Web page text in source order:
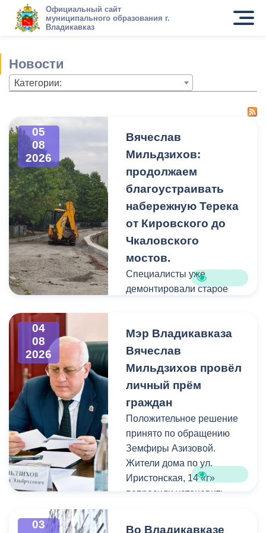
Официальный сайт
муниципального образования г.
Владикавказ
Новости
Категории:
05
08
2026
Вячеслав
Мильдзихов:
продолжаем
благоустраивать
набережную Терека
от Кировского до
Чкаловского
мостов.
Специалисты уже
демонтировали старое
рабочие устанавливают
бордюры и поребрики,
готовят основания
укладке брусчатки. Сейчас
специалисты
обустраивают основание
ограждения. Парапет
выполнен из
архитектурного бетона.
Как и на других участках
с металлическими
04
08
2026
Мэр Владикавказа
Вячеслав
Мильдзихов провёл
личный прём
граждан
Положительное решение
принято по обращению
Земфиры Азизовой.
Жители дома по ул.
Иристонская, 14 «г»
попросили установить
03
Во Владикавказе